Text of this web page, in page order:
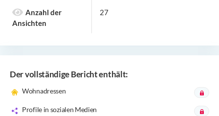
Anzahl der
Ansichten
27
Der vollständige Bericht enthält:
Wohnadressen
Profile in sozialen Medien